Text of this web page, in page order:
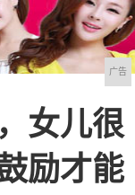
广告
女儿很
励才能